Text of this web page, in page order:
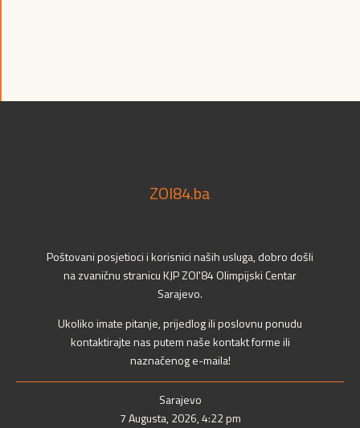
ZOI84.ba
Poštovani posjetioci i korisnici naših usluga, dobro došli
na zvaničnu stranicu KJP ZOI'84 Olimpijski Centar
Sarajevo.
Ukoliko imate pitanje, prijedlog ili poslovnu ponudu
kontaktirajte nas putem naše kontakt forme ili
naznačenog e-maila!
Sarajevo
7 Augusta, 2026, 4:22 pm